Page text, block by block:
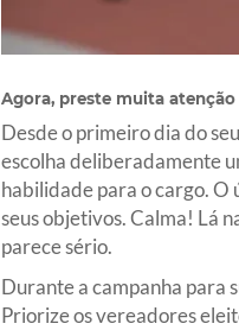
Agora, preste muita
Desde o primeiro dia do
escolha deliberadamente
habilidade para o cargo. O
seus objetivos. Calma! Lá
parece sério.
Durante a campanha para
Priorize os vereadores